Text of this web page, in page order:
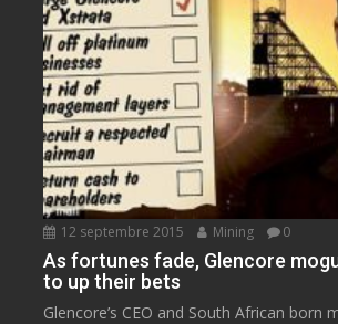
12 septembre 2015 Mining 0
As fortunes fade, Glencore
to up their bets
Glencore’s CEO and South African born